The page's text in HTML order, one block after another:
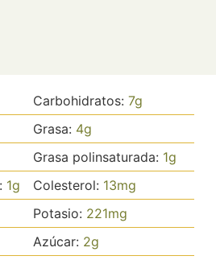
Carbohidratos: 7g
Grasa: 4g
Grasa polinsaturada: 1g
1g Colesterol: 13mg
Potasio: 221mg
Azúcar: 2g